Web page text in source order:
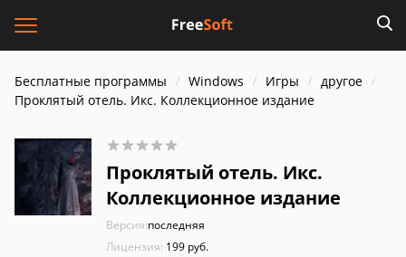
Бесплатные программы Windows Игры
другое
Проклятый отель. Икс. Коллекционное издание
Проклятый отель. Икс.
Коллекционное издание
Версия:последняя
Лицензия: 199 руб.